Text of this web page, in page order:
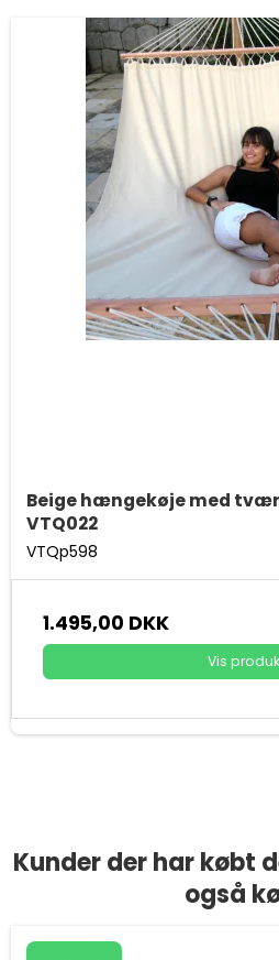
Beige hængekøje med
VTQ022
VTQp598
1.495,00 DKK
Vis
Kunder der har købt
også